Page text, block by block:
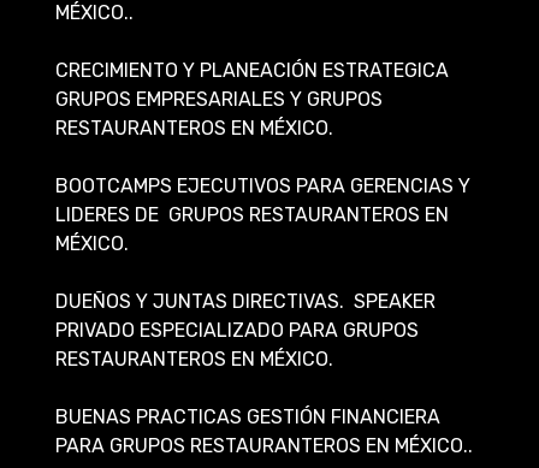
MÉXICO..
CRECIMIENTO Y PLANEACIÓN ESTRATEGICA
GRUPOS EMPRESARIALES Y GRUPOS
RESTAURANTEROS EN MÉXICO.
BOOTCAMPS EJECUTIVOS PARA GERENCIAS Y
LIDERES DE GRUPOS RESTAURANTEROS EN
MÉXICO.
DUEÑOS Y JUNTAS DIRECTIVAS. SPEAKER
PRIVADO ESPECIALIZADO PARA GRUPOS
RESTAURANTEROS EN MÉXICO.
BUENAS PRACTICAS GESTIÓN FINANCIERA
PARA GRUPOS RESTAURANTEROS EN MÉXICO..